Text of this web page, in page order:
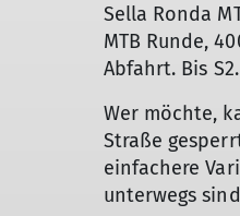
Sella Ronda
MTB Runde,
Abfahrt. Bis S2.
Wer möchte,
Straße
einfachere
unterwegs